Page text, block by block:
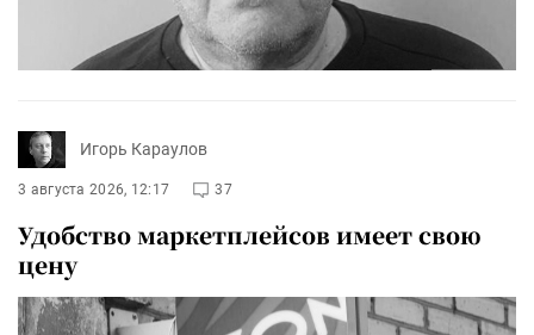
Игорь Караулов
3 августа 2026, 12:17 37
Удобство маркетплейсов имеет свою
цену